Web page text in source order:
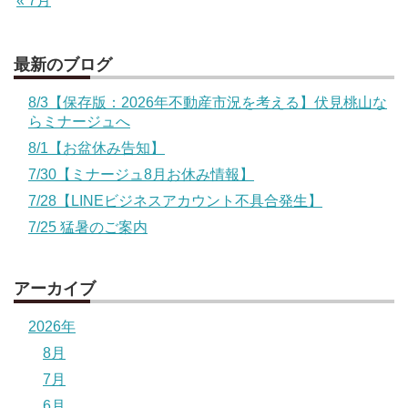
最新のブログ
8/3【保存版：2026年不動産市況を考える】伏見桃山な
らミナージュへ
8/1【お盆休み告知】
7/30【ミナージュ8月お休み情報】
7/28【LINEビジネスアカウント不具合発生】
7/25 猛暑のご案内
アーカイブ
2026年
8月
7月